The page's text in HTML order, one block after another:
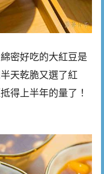
密好吃的大紅豆是
天乾脆又選了紅
得上半年的量了！